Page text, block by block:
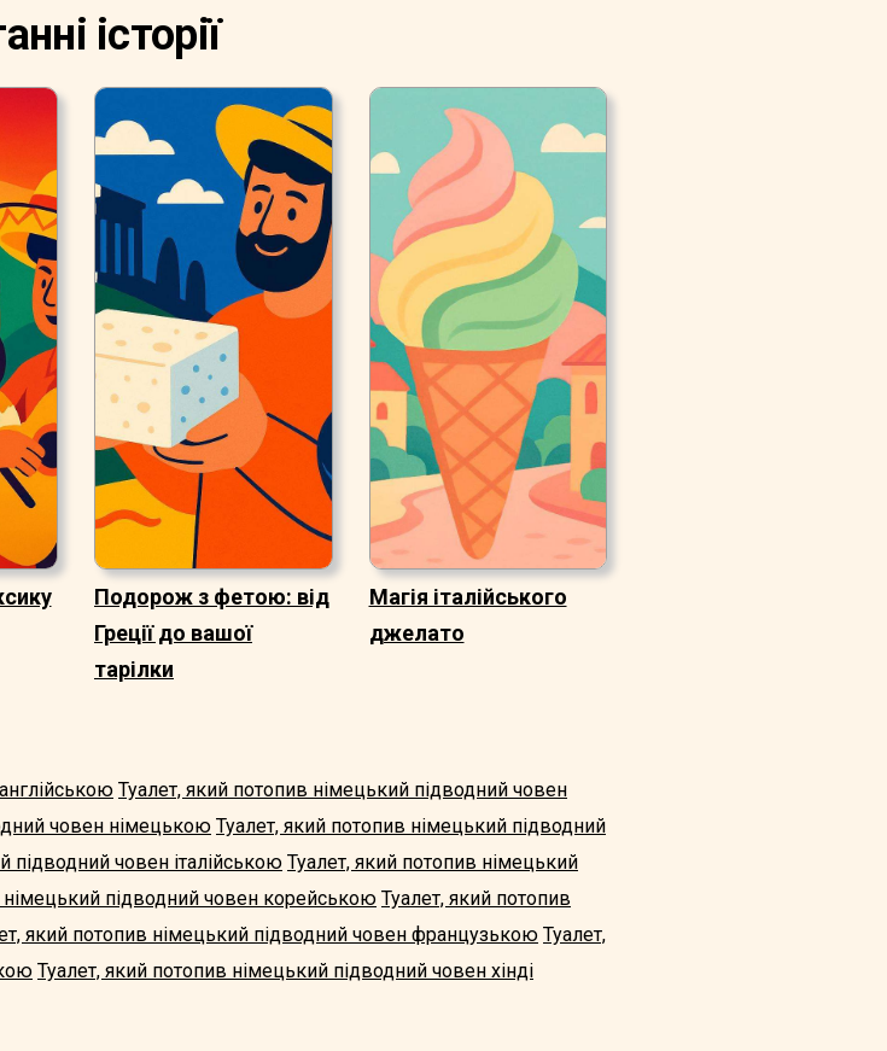
історії
Подорож з фетою: від
Греції до вашої
тарілки
Магія італійського
джелато
Туалет, який потопив німецький підводний човен
човен німецькою Туалет, який потопив німецький підводний
підводний човен італійською Туалет, який потопив німецький
німецький підводний човен корейською Туалет, який потопив
який потопив німецький підводний човен французькою Туалет,
Туалет, який потопив німецький підводний човен хінді